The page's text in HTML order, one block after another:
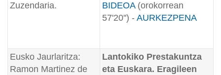
Zuzendaria.
BIDEOA (orokorrean
57'20'') - AURKEZPENA
Eusko Jaurlaritza:
Ramon Martinez de
Lantokiko Prestakuntza
eta Euskara. Eragileen